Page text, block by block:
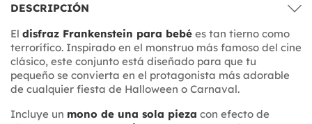
DESCRIPCIÓN
El disfraz Frankenstein para bebé es tan tierno como
terrorífico. Inspirado en el monstruo más famoso del cine
clásico, este conjunto está diseñado para que tu
pequeño se convierta en el protagonista más adorable
de cualquier fiesta de Halloween o Carnaval.
Incluye un mono de una sola pieza con efecto de